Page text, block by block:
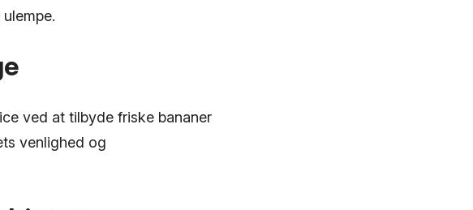
ved at tilbyde friske bananer
venlighed og